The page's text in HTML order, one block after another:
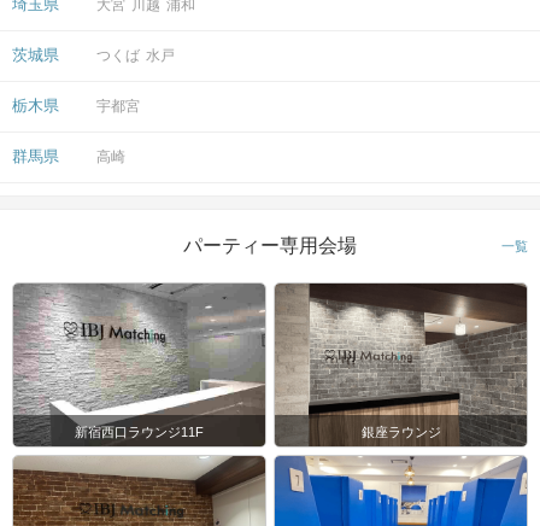
埼玉県 大宮 川越 浦和
茨城県 つくば 水戸
栃木県 宇都宮
群馬県 高崎
パーティー専用会場 一覧
新宿西口ラウンジ11F 銀座ラウンジ